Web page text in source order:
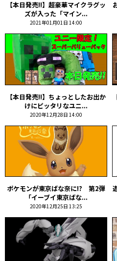
【本日発売!!】超豪華マイクラグッ
ズが入った「マイン...
2021年01月01日 14:00
【本日発売!!】ちょっとしたお出か
けにピッタリなユニ...
2020年12月28日 14:00
ポケモンが東京ばな奈に!? 第2弾
「イーブイ東京ばな...
2020年12月25日 13:25